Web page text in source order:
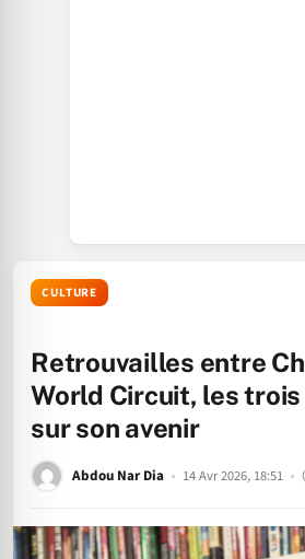
CULTURE
Retrouvailles entre
World Circuit, les
sur son avenir
Abdou Nar Dia 14 Avr 2026, 18:51